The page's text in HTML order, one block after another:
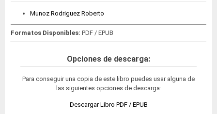
Munoz Rodriguez Roberto
Formatos Disponibles: PDF / EPUB
Opciones de descarga:
Para conseguir una copia de este libro puedes usar alguna de
las siguientes opciones de descarga:
Descargar Libro PDF / EPUB